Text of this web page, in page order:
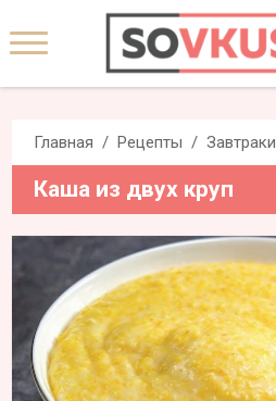
Главная Рецепты Завтраки
Каша из двух круп